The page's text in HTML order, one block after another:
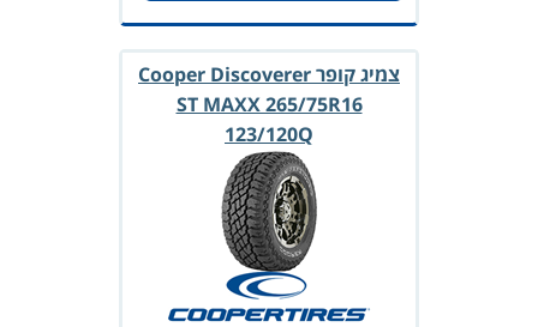
צמיג קופר Cooper Discoverer
ST MAXX 265/75R16
123/120Q